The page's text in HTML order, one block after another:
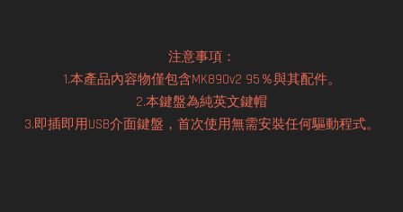
注意事項：
1.本產品內容物僅包含MK890v2 95％與其配件。
2.本鍵盤為純英文鍵帽
3.即插即用USB介面鍵盤，首次使用無需安裝任何驅動程式。